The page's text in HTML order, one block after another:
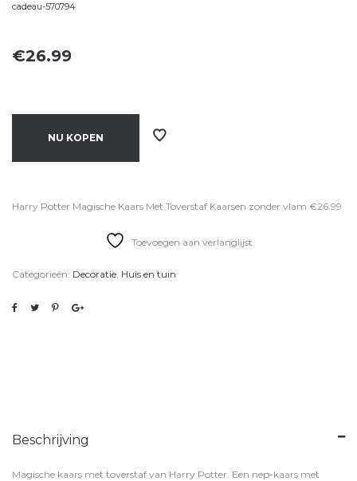
cadeau-570794
€26.99
NU KOPEN
Harry Potter Magische Kaars Met Toverstaf Kaarsen zonder vlam €26.99
Toevoegen aan verlanglijst
Categorieën: Decoratie, Huis en tuin
Beschrijving
Magische kaars met toverstaf van Harry Potter. Een nep-kaars met